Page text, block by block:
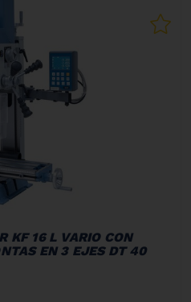
KF 16 L VARIO CON
EN 3 EJES DT 40